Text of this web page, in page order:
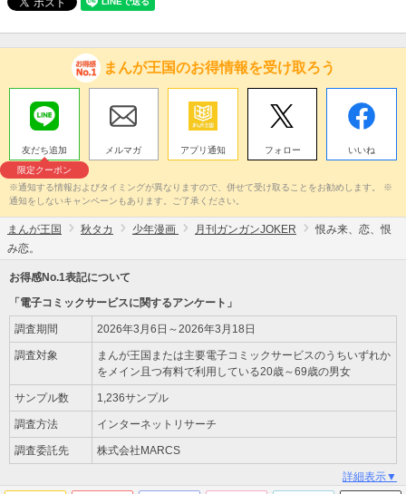
まんが王国のお得情報を受け取ろう
友だち追加
限定クーポン
メルマガ アプリ通知 フォロー いいね
※通知する情報およびタイミングが異なりますので、併せて受け取ることをお勧めします。 ※
通知をしないキャンペーンもあります。ご了承ください。
まんが王国 秋タカ 少年漫画 月刊ガンガンJOKER
恨み来、恋、恨
み恋。
お得感No.1表記について
「電子コミックサービスに関するアンケート」
調査期間 2026年3月6日～2026年3月18日
調査対象
まんが王国または主要電子コミックサービスのうちいずれか
をメイン且つ有料で利用している20歳～69歳の男女
サンプル数 1,236サンプル
調査方法 インターネットリサーチ
調査委託先 株式会社MARCS
詳細表示▼